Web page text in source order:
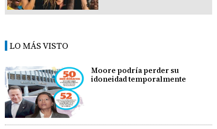
LO MÁS VISTO
Moore podría perder su
idoneidad temporalmente